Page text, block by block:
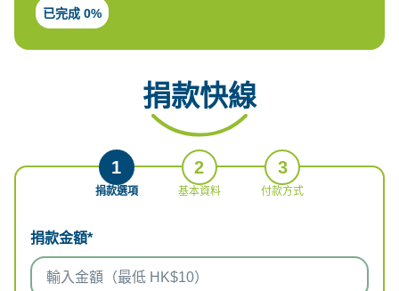
已完成 0%
捐款快線
1
捐款選項
2
基本資料
3
付款方式
捐款金額*